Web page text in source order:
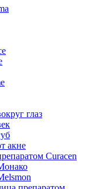
глаз
акне
Curacen